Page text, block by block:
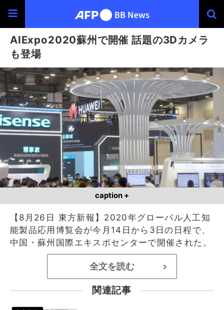
AIExpo2020蘇州で開催 話題の3Dカメラ
も登場
caption +
【8月26日 東方新報】2020年グローバル人工知
能製品応用博覧会が今月14日から3日の日程で、
中国・蘇州国際エキスポセンターで開催された。
全文を読む >
関連記事